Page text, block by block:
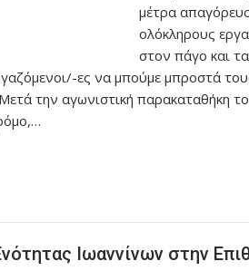
μέτρα
ολόκληρους
στον πάγο και
ες να μπούμε μπροστά
την αγωνιστική παρακαταθήκη
Ιωαννίνων στην